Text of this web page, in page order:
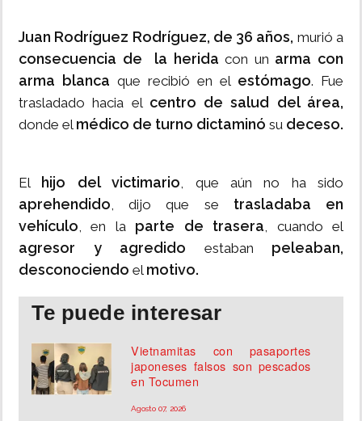
Juan Rodríguez Rodríguez, de 36 años, murió a
consecuencia de la heridacon un arma con
arma blanca que recibió en el estómago. Fue
trasladado hacia el centro de salud del área,
donde el médico de turno dictaminó su deceso.
El hijo del victimario, que aún no ha sido
aprehendido, dijo que se trasladaba en
vehículo, en la parte de trasera, cuando el
agresor y agredido estaban peleaban,
desconociendo el motivo.
Te puede interesar
Vietnamitas con pasaportes
japoneses falsos son pescados
en Tocumen
Agosto 07, 2026